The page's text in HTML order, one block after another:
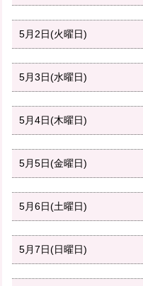
5月2日(火曜日)
5月3日(水曜日)
5月4日(木曜日)
5月5日(金曜日)
5月6日(土曜日)
5月7日(日曜日)